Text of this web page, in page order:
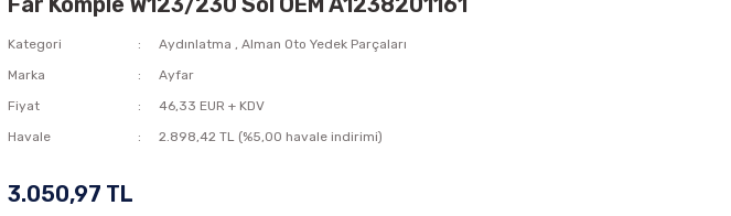
Kategori Aydınlatma ,Alman Oto Yedek Parçaları
Marka
Ayfar
Fiyat
46,33 EUR + KDV
Havale
2.898,42 TL (%5,00 havale indirimi)
3.050,97 TL